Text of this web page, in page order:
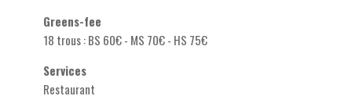
Greens-fee
18 trous : BS 60€ - MS 70€ - HS 75€
Services
Restaurant